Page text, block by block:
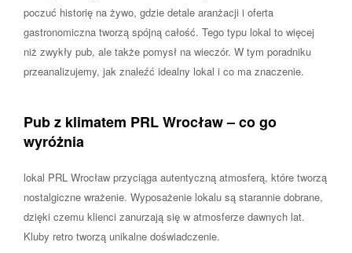
poczuć historię na żywo, gdzie detale aranżacji i oferta
gastronomiczna tworzą spójną całość. Tego typu lokal to więcej
niż zwykły pub, ale także pomysł na wieczór. W tym poradniku
przeanalizujemy, jak znaleźć idealny lokal i co ma znaczenie.
Pub z klimatem PRL Wrocław – co go
wyróżnia
lokal PRL Wrocław przyciąga autentyczną atmosferą, które tworzą
nostalgiczne wrażenie. Wyposażenie lokalu są starannie dobrane,
dzięki czemu klienci zanurzają się w atmosferze dawnych lat.
Kluby retro tworzą unikalne doświadczenie.